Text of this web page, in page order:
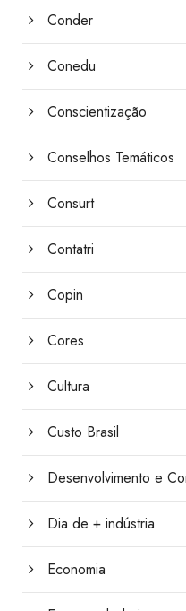
Conder
Conedu
Conscientização
Conselhos Temáticos
Consurt
Contatri
Copin
Cores
Cultura
Custo Brasil
Desenvolvimento e
Dia de + indústria
Economia